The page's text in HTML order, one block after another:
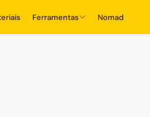
Ferramentas Nomad